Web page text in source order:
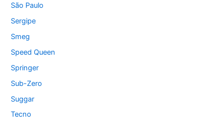
São Paulo
Sergipe
Smeg
Speed Queen
Springer
Sub-Zero
Suggar
Tecno